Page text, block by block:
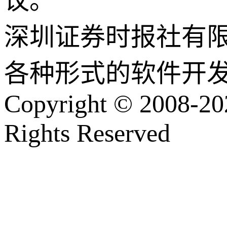
深圳证券时报社有
各种形式的软件开
Copyright © 2008-
Rights Reserved